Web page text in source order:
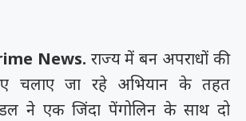
News. राज्य में बन अपराधों की
चलाए जा रहे अभियान के तहत
ने एक जिंदा पेंगोलिन के साथ दो